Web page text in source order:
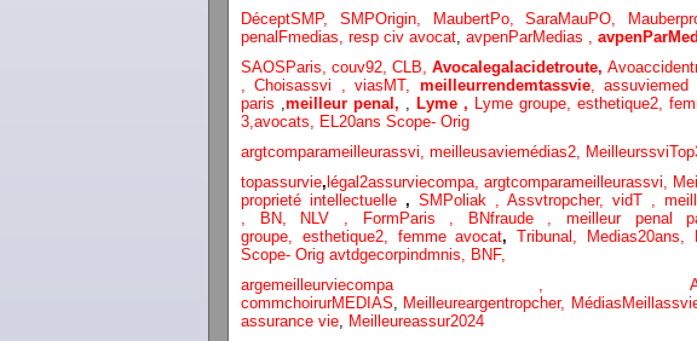
DéceptSMP, SMPOrigin, MaubertPo,SaraMauPO,
penalFmedias, resp civ avocat, avpenParMedias ,
SAOSParis, couv92, CLB, Avocalegalacidetroute,
,Choisassvi ,viasMT, meilleurrendemtassvie,assuviemed
paris ,meilleur penal, , Lyme , Lyme groupe, esthetique2,
3,avocats, EL20ans Scope- Orig
argtcomparameilleurassvi, meilleusaviemédias2,
topassurvie, légal2assurviecompa, argtcomparameilleurassvi,
proprieté intellectuelle , SMPoliak ,Assvtropcher,vidT ,
,
BN, NLV , FormParis , BNfraude , meilleur penal
groupe, esthetique2, femme avocat,Tribunal, Medias20ans,
Scope- Orig avtdgecorpindmnis, BNF,
argemeilleurviecompa ,
commchoirurMEDIAS, Meilleureargentropcher, Médias
assurance vie, Meilleureassur2024